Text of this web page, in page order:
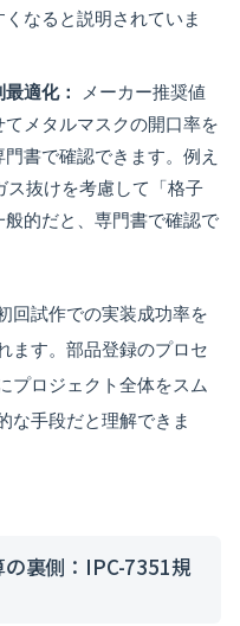
なると説明されていま
適化：
メーカー推奨値
メタルマスクの開口率を
書で確認できます。例え
ス抜けを考慮して「格子
的だと、専門書で確認で
回試作での実装成功率を
ます。部品登録のプロセ
プロジェクト全体をスム
な手段だと理解できま
の裏側：IPC-7351規